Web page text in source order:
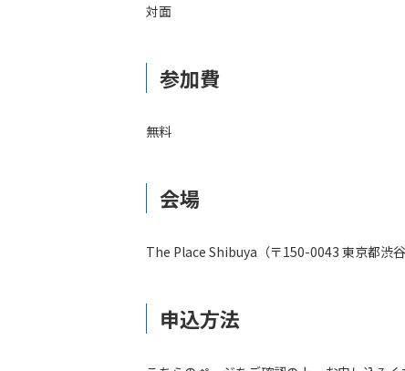
対面
参加費
無料
会場
The Place Shibuya（〒150-0043 東京都渋
申込方法